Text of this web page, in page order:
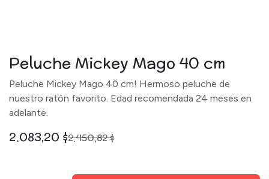
Peluche Mickey Mago 40 cm
Peluche Mickey Mago 40 cm! Hermoso peluche de
nuestro ratón favorito. Edad recomendada 24 meses en
adelante.
2.083,20 $2.450,82$